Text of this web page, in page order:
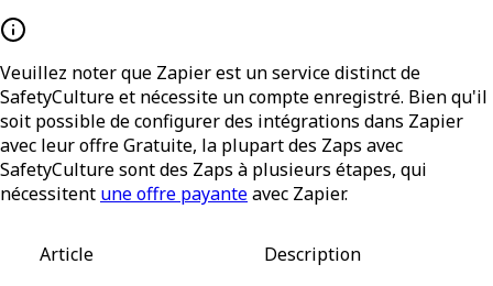
Veuillez noter que Zapier est un service distinct de
SafetyCulture et nécessite un compte enregistré. Bien qu'il
soit possible de configurer des intégrations dans Zapier
avec leur offre Gratuite, la plupart des Zaps avec
SafetyCulture sont des Zaps à plusieurs étapes, qui
nécessitent une offre payanteavec Zapier.
Article Description